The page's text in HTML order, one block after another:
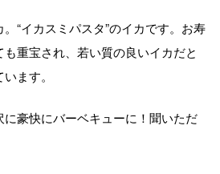
“イカスミパスタ”のイカです。お寿
重宝され、若い質の良いイカだと
ます。
豪快にバーベキューに！聞いただ